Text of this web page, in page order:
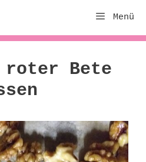
Menü
roter Bete